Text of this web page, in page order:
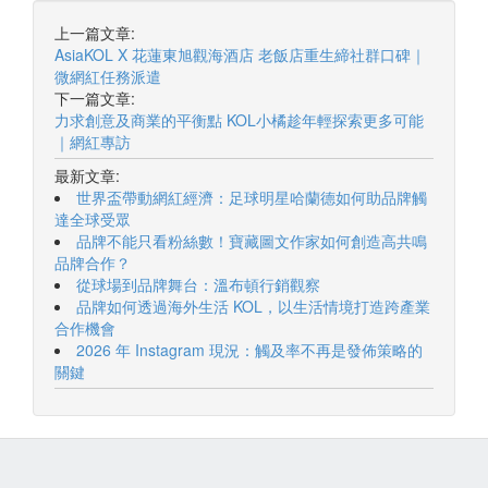
上一篇文章:
AsiaKOL X 花蓮東旭觀海酒店 老飯店重生締社群口碑｜
微網紅任務派遣
下一篇文章:
力求創意及商業的平衡點 KOL小橘趁年輕探索更多可能
｜網紅專訪
最新文章:
世界盃帶動網紅經濟：足球明星哈蘭德如何助品牌觸
達全球受眾
品牌不能只看粉絲數！寶藏圖文作家如何創造高共鳴
品牌合作？
從球場到品牌舞台：溫布頓行銷觀察
品牌如何透過海外生活 KOL，以生活情境打造跨產業
合作機會
2026 年 Instagram 現況：觸及率不再是發佈策略的
關鍵